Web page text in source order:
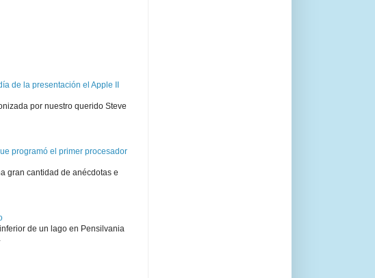
de la presentación el Apple II
por nuestro querido Steve
programó el primer procesador
gran cantidad de anécdotas e
de un lago en Pensilvania